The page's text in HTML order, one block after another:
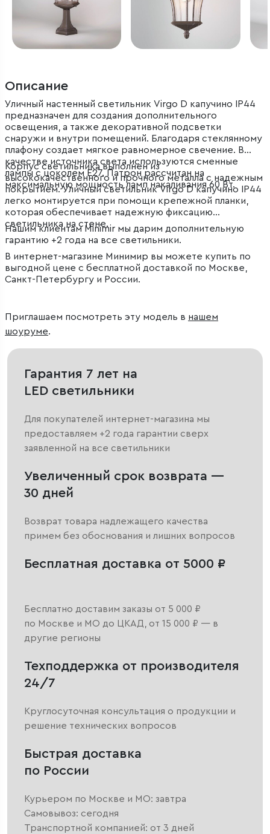
Описание
Уличный настенный светильник Virgo D капучино IP44
предназначен для создания дополнительного
освещения, а также декоративной подсветки
снаружи и внутри помещений. Благодаря стеклянному
плафону создает мягкое равномерное свечение. В
качестве источника света используются сменные
лампы с цоколем E27. Патрон рассчитан на
максимальную мощность ламп накаливания 60 Вт.
Корпус светильника выполнен из
высококачественного и прочного металла с надежным
покрытием. Уличный светильник Virgo D капучино IP44
легко монтируется при помощи крепежной планки,
которая обеспечивает надежную фиксацию
светильника на стене.
Нашим клиентам Minimir мы дарим дополнительную
гарантию +2 года на все светильники.
В интернет-магазине Минимир вы можете купить по
выгодной цене с бесплатной доставкой по Москве,
Санкт-Петербургу и России.
Приглашаем посмотреть эту модель в нашем
шоуруме.
Гарантия 7 лет на
LED светильники
Для покупателей интернет-магазина мы
предоставляем +2 года гарантии сверх
заявленной на все светильники
Увеличенный срок возврата —
30 дней
Возврат товара надлежащего качества
примем без обоснования и лишних вопросов
Бесплатная доставка от 5000 ₽
Бесплатно доставим заказы от 5 000 ₽
по Москве и МО до ЦКАД, от 15 000 ₽ — в
другие регионы
Техподдержка от производителя
24/7
Круглосуточная консультация о продукции и
решение технических вопросов
Быстрая доставка
по России
Курьером по Москве и МО: завтра
Самовывоз: сегодня
Транспортной компанией: от 3 дней